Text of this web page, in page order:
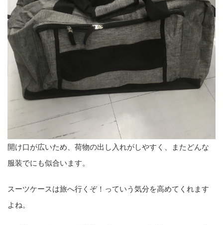
開け口が広いため、荷物の出し入れがしやすく、またどんな
服装でにも似合います。
スーツケースは旅へ行くぞ！っていう気分を高めてくれます
よね。